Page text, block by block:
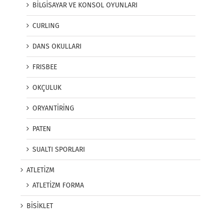
BİLGİSAYAR VE KONSOL OYUNLARI
CURLING
DANS OKULLARI
FRISBEE
OKÇULUK
ORYANTİRİNG
PATEN
SUALTI SPORLARI
ATLETİZM
ATLETİZM FORMA
BİSİKLET